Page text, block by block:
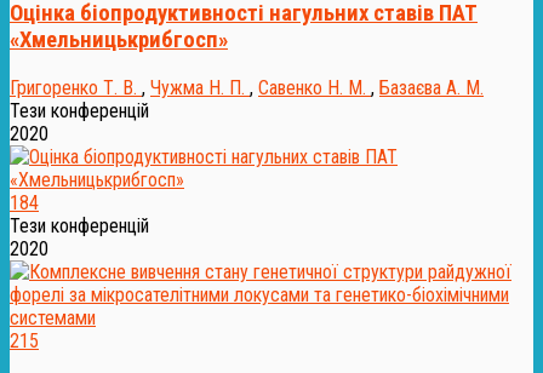
Оцінка біопродуктивності нагульних ставів ПАТ
«Хмельницькрибгосп»
Григоренко Т. В. , Чужма Н. П. , Савенко Н. М. , Базаєва А. М.
Тези конференцій
2020
184
Тези конференцій
2020
215